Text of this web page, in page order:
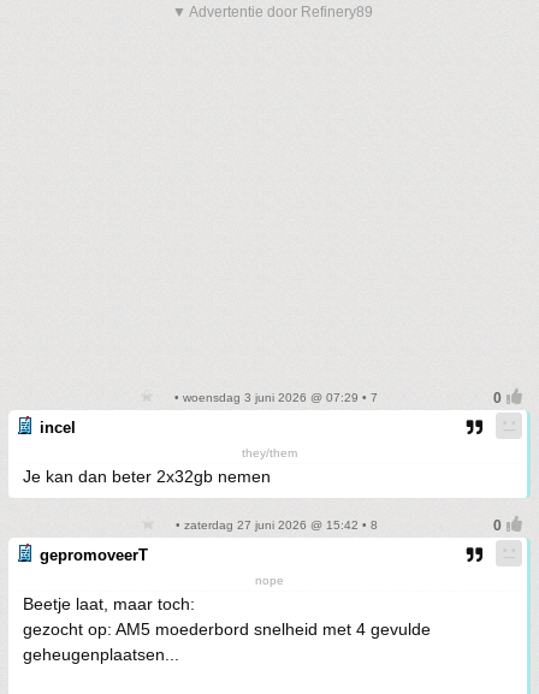
▼ Advertentie door Refinery89
• woensdag 3 juni 2026 @ 07:29 • 7
incel
they/them
Je kan dan beter 2x32gb nemen
• zaterdag 27 juni 2026 @ 15:42 • 8
gepromoveerT
nope
Beetje laat, maar toch:
gezocht op: AM5 moederbord snelheid met 4 gevulde
geheugenplaatsen...